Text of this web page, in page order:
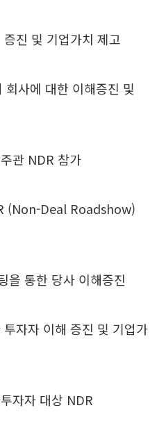
진 및 기업가치 제고
사에 대한 이해증진 및
관 NDR 참가
(Non-Deal Roadshow)
을 통한 당사 이해증진
자자 이해 증진 및 기업가
자자 대상 NDR